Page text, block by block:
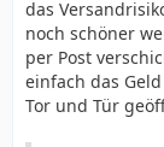
das
noch schöner
per Post
einfach das
Tor und Tür